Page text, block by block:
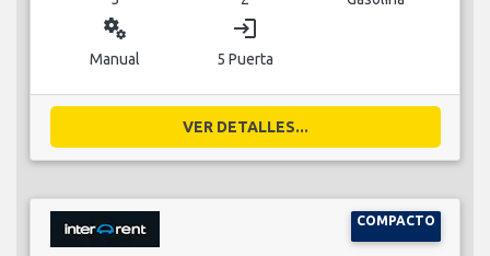
miscellaneous_services
Manual
login
5 Puerta
VER DETALLES...